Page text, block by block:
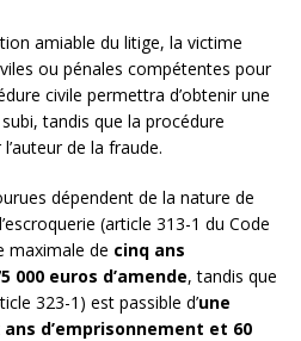
amiable du litige, la victime
ou pénales compétentes pour
civile permettra d’obtenir une
tandis que la procédure
de la fraude.
dépendent de la nature de
(article 313-1 du Code
maximale de cinq ans
000 euros d’amende, tandis que
323-1) est passible d’une
d’emprisonnement et 60